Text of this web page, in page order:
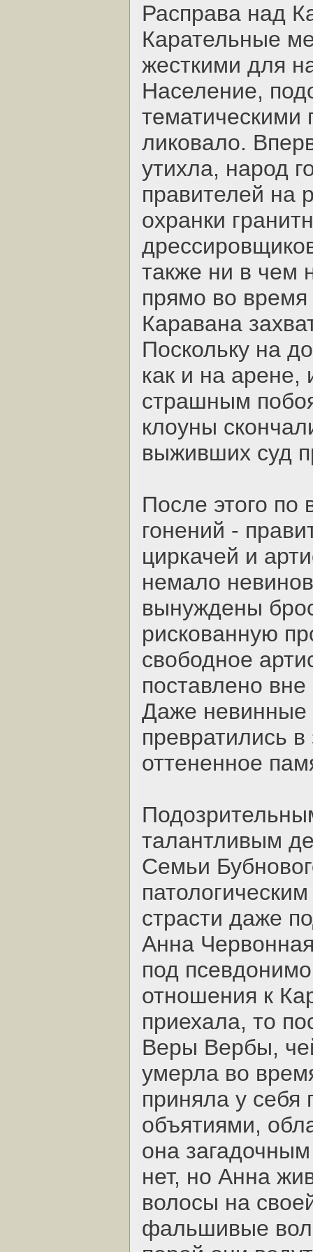
Расправа над
Карательные
жесткими для
Население,
тематическими
ликовало.
утихла, народ
правителей на
охранки
также ни в чем
прямо во
Каравана
Поскольку на
как и на арене,
страшным
клоуны
выживших суд
После этого по
гонений -
циркачей и
немало
вынуждены
рискованную
свободное
поставлено
Даже
превратились
оттененное
талантливым
Семьи
страсти даже
Анна
под
отношения к
приехала, то
Веры Вербы,
умерла во
приняла у себя
объятиями,
она
нет, но Анна
волосы на
фальшивые